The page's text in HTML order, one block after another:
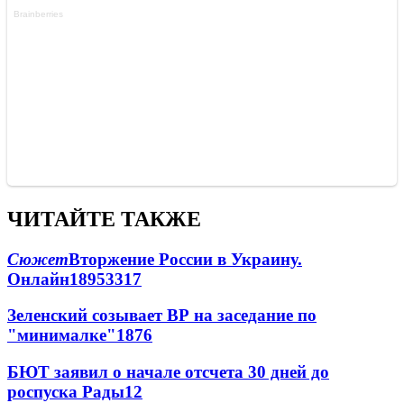
ЧИТАЙТЕ ТАКЖЕ
СюжетВторжение России в Украину.
Онлайн18953317
Зеленский созывает ВР на заседание по
"минималке"1876
БЮТ заявил о начале отсчета 30 дней до
роспуска Рады12